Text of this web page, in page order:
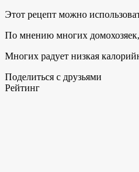
Этот рецепт можно
По мнению многих
Многих радует низкая
Поделиться с друзьями
Рейтинг